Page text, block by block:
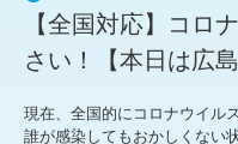
【全国対応】コロ
さい！【本日は広島
現在、全国的にコロナウイル
誰が感染してもおかしくない